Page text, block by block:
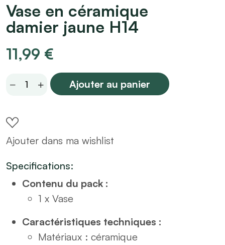
Vase en céramique
damier jaune H14
11,99 €
Vase
damier
jaune
quantity
Ajouter au panier
Ajouter dans ma wishlist
Specifications:
Contenu du pack :
1 x Vase
Caractéristiques techniques :
Matériaux : céramique